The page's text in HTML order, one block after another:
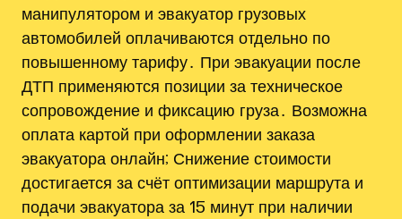
манипулятором и эвакуатор грузовых
автомобилей оплачиваются отдельно по
повышенному тарифу․ При эвакуации после
ДТП применяются позиции за техническое
сопровождение и фиксацию груза․ Возможна
оплата картой при оформлении заказа
эвакуатора онлайн; Снижение стоимости
достигается за счёт оптимизации маршрута и
подачи эвакуатора за 15 минут при наличии